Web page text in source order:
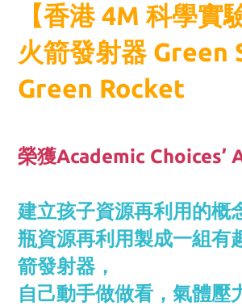
【香港 4M 科學實
火箭發射器 Green
Green Rocket
榮獲Academic Choices’
建立孩子資源再利用的概
瓶資源再利用製成一組有
箭發射器，
自己動手做做看，氣體壓